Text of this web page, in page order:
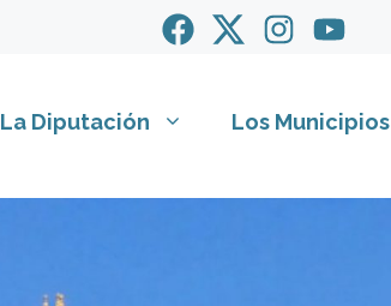
La Diputación Los Municipios